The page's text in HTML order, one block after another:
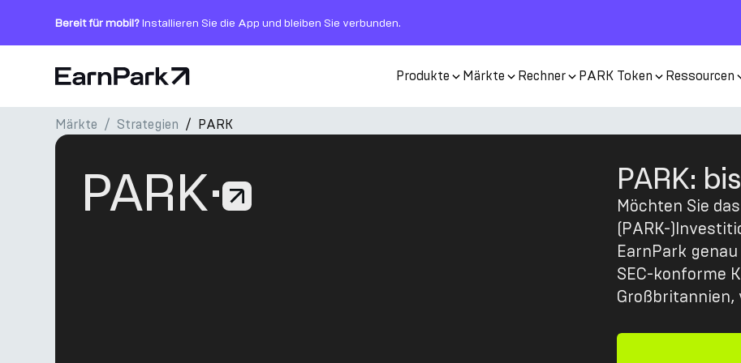
Bereit für mobil?Installieren Sie die App und bleiben Sie verbunden.
Startseite Produkte Märkte Rechner PARK Token Ressourcen
Produkte
Märkte
Rechner
Märkte Strategien PARK
PARK· PARK:
Möchten Sie
(PARK-
EarnPark
SEC-konforme
Großbritannien,